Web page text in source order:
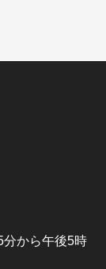
分から午後5時